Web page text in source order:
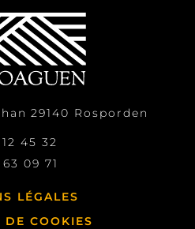
29140 Rosporden
45 32
09 71
LÉGALES
DE COOKIES